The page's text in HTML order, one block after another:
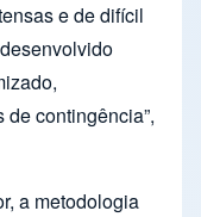
e de difícil
contingência”,
a metodologia